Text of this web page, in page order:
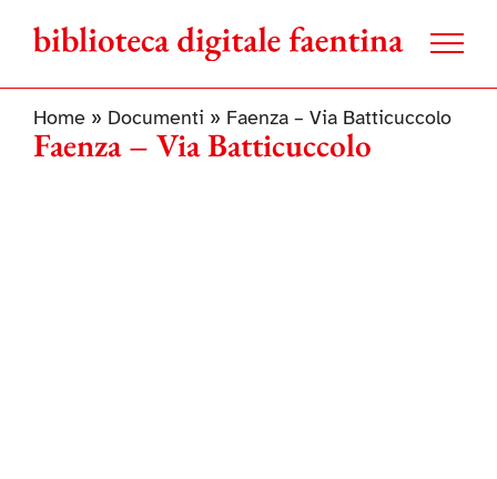
contenuto
Home» Documenti » Faenza – Via Batticuccolo
Faenza – Via Batticuccolo